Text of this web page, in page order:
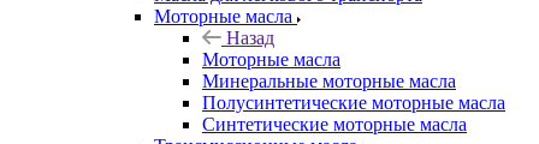
Моторные масла
Назад
Моторные масла
Минеральные моторные масла
Полусинтетические моторные масла
Синтетические моторные масла